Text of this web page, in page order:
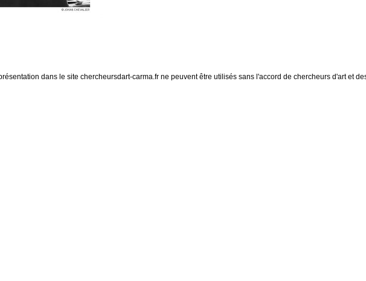
dans le site chercheursdart-carma.fr ne peuvent être utilisés sans l'accord de chercheurs d'art et